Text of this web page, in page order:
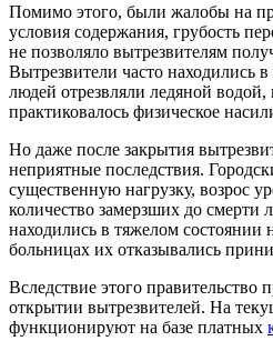
Помимо этого, были жалобы на
условия содержания, грубость
не позволяло вытрезвителям
Вытрезвители часто находились
людей отрезвляли ледяной
практиковалось физическое
Но даже после закрытия
неприятные последствия.
существенную нагрузку, возрос
количество замерзших до смерти
находились в тяжелом состоянии
больницах их отказывались
Вследствие этого правительство
открытии вытрезвителей. На
функционируют на базе платных